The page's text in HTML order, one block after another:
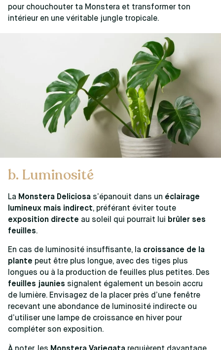
pour chouchouter ta Monstera et transformer ton
intérieur en une véritable jungle tropicale.
​b. Luminosité
La Monstera Deliciosa s’épanouit dans un éclairage
lumineux mais indirect, préférant éviter toute
exposition directe au soleil qui pourrait lui brûler ses
feuilles.
En cas de luminosité insuffisante, la croissance de la
plante peut être plus longue, avec des tiges plus
longues ou à la production de feuilles plus petites. Des
feuilles jaunies signalent également un besoin accru
de lumière. Envisagez de la placer près d’une fenêtre
recevant une abondance de luminosité indirecte ou
d’utiliser une lampe de croissance en hiver pour
compléter son exposition.